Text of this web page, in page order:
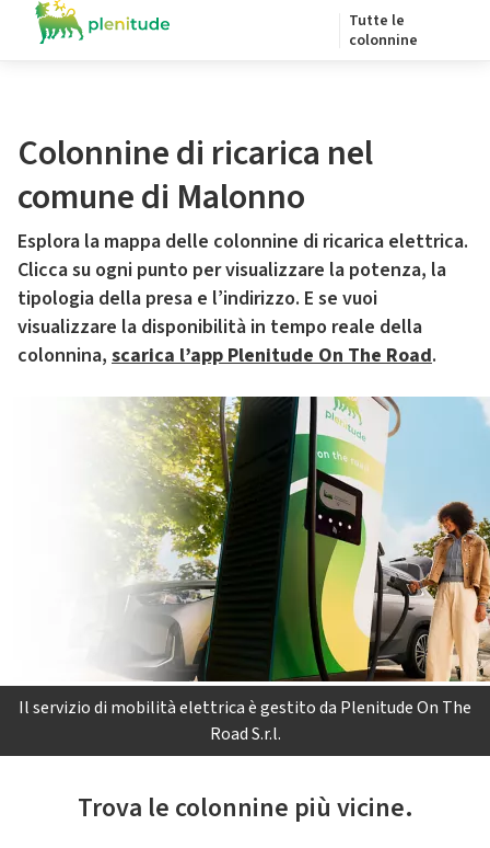
Tutte le
colonnine
Colonnine di ricarica nel
comune di Malonno
Esplora la mappa delle colonnine di ricarica elettrica.
Clicca su ogni punto per visualizzare la potenza, la
tipologia della presa e l’indirizzo. E se vuoi
visualizzare la disponibilità in tempo reale della
colonnina, scarica l’app Plenitude On The Road.
Il servizio di mobilità elettrica è gestito da Plenitude On The
Road S.r.l.
Trova le colonnine più vicine.